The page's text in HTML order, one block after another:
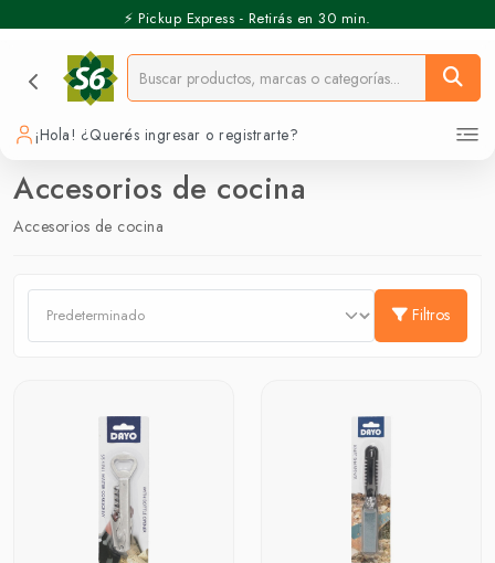
⚡️ Pickup Express - Retirás en 30 min.
¡Hola! ¿Querés ingresar o registrarte?
Accesorios de cocina
Accesorios de cocina
Filtros